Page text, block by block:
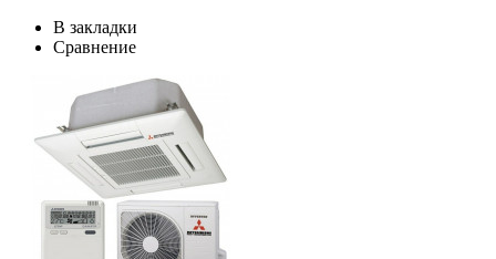
В закладки
Сравнение